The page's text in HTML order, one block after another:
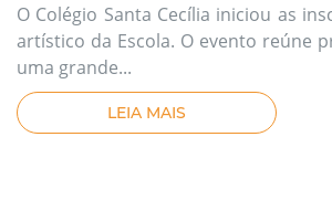
O Colégio Santa Cecília iniciou as
artístico da Escola. O evento reúne
uma grande...
LEIA MAIS